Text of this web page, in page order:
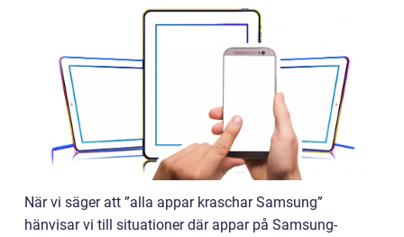
När vi säger att ”alla appar kraschar Samsung”
hänvisar vi till situationer där appar på Samsung-